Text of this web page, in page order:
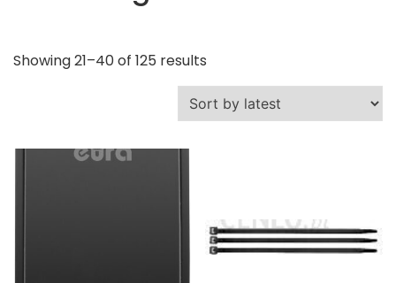
Showing 21–40 of 125 results